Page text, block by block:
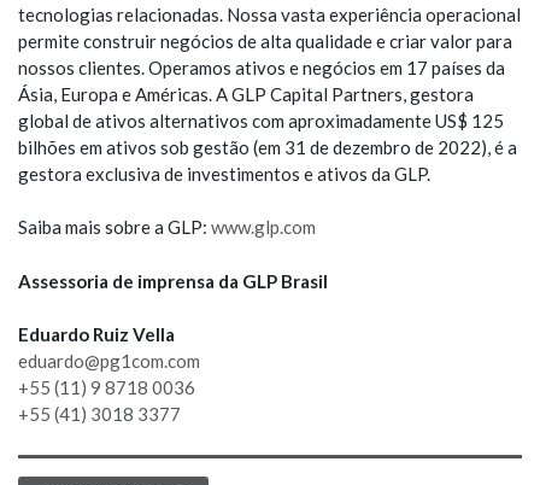
tecnologias relacionadas. Nossa vasta experiência operacional
permite construir negócios de alta qualidade e criar valor para
nossos clientes. Operamos ativos e negócios em 17 países da
Ásia, Europa e Américas. A GLP Capital Partners, gestora
global de ativos alternativos com aproximadamente US$ 125
bilhões em ativos sob gestão (em 31 de dezembro de 2022), é a
gestora exclusiva de investimentos e ativos da GLP.
Saiba mais sobre a GLP: www.glp.com
Assessoria de imprensa da GLP Brasil
Eduardo Ruiz Vella
eduardo@pg1com.com
+55 (11) 9 8718 0036
+55 (41) 3018 3377